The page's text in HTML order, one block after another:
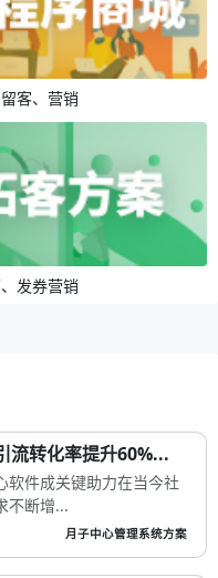
客、营销
发券营销
流转化率提升60%...
软件成关键助力在当今社
不断增...
月子中心管理系统方案